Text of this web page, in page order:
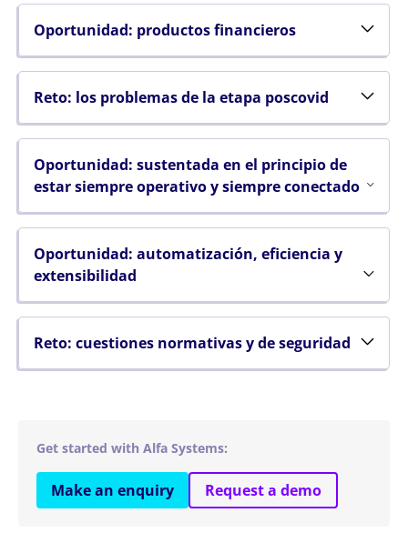
Oportunidad: productos financieros
Reto: los problemas de la etapa poscovid
Oportunidad: sustentada en el principio de
estar siempre operativo y siempre conectado
Oportunidad: automatización, eficiencia y
extensibilidad
Reto: cuestiones normativas y de seguridad
Get started with Alfa Systems:
Make an enquiry Request a demo